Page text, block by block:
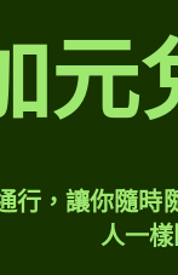
元
行，讓你隨時
人一